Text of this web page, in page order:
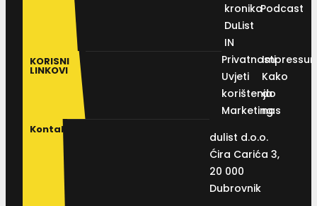
kronika
DuList
IN
Podcast
KORISNI
LINKOVI
Privatnosti
Uvjeti
korištenja
Marketing
Kako
do
nas
Kontakt
dulist d.o.o.
Ćira Carića 3,
20 000
Dubrovnik